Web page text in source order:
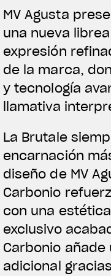
MV Agusta
una nueva
expresión
de la marca,
y tecnología
llamativa
La Brutale
encarnación
diseño de MV
Carbonio
con una
exclusivo
Carbonio
adicional